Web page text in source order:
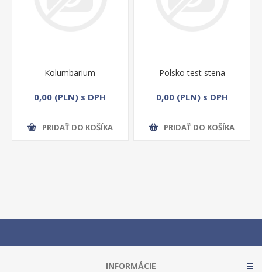
Kolumbarium
0,00 (PLN) s DPH
PRIDAŤ DO KOŠÍKA
Polsko test stena
0,00 (PLN) s DPH
PRIDAŤ DO KOŠÍKA
INFORMÁCIE